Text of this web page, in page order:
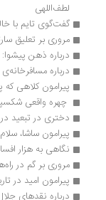
لطف‌اللهی
گفت‌گوی تایم با خالق
مروری بر تعلیق سارتر |
درباره ذهن پیشوا:
درباره مسافرخانه‌ی
پیرامون کلاهی که پسِ
چهره واقعی شکسپیر به
دختری در تبعید در
پیرامون ساشا، سلام! | لیلا
نگاهی به هزار افسان
مروری بر گم در راه‌های
پیرامون امید در تاریکی |
درباره نقدهای جلال